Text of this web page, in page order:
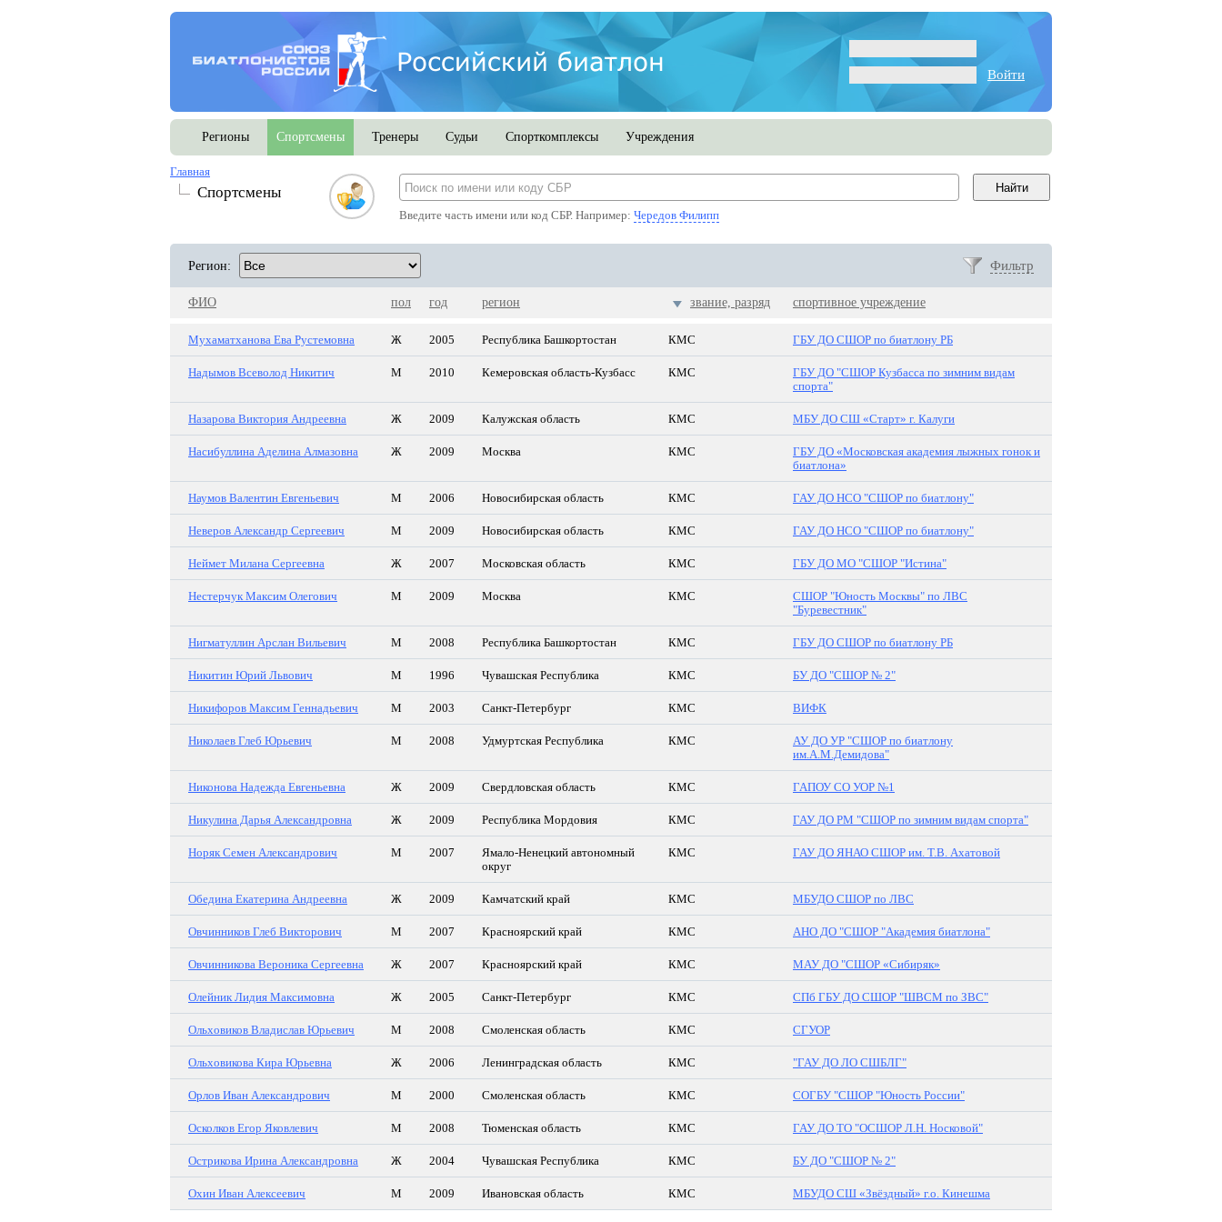
Войти
Регионы Спортсмены Тренеры Судьи Спорткомплексы Учреждения
Главная
Спортсмены
Введите часть имени или код СБР. Например: Чередов Филипп
Фильтр
Регион:
ФИО пол год регион звание, разряд спортивное учреждение
Мухаматханова Ева Рустемовна Ж 2005 Республика Башкортостан КМС ГБУ ДО СШОР по биатлону РБ
Надымов Всеволод Никитич М 2010 Кемеровская область-Кузбасс КМС
ГБУ ДО "СШОР Кузбасса по зимним видам
спорта"
Назарова Виктория Андреевна Ж 2009 Калужская область КМС МБУ ДО СШ «Старт» г. Калуги
Насибуллина Аделина Алмазовна Ж 2009 Москва КМС
ГБУ ДО «Московская академия лыжных гонок и
биатлона»
Наумов Валентин Евгеньевич М 2006 Новосибирская область КМС ГАУ ДО НСО "СШОР по биатлону"
Неверов Александр Сергеевич М 2009 Новосибирская область КМС ГАУ ДО НСО "СШОР по биатлону"
Неймет Милана Сергеевна Ж 2007 Московская область КМС ГБУ ДО МО "СШОР "Истина"
Нестерчук Максим Олегович М 2009 Москва КМС
СШОР "Юность Москвы" по ЛВС
"Буревестник"
Нигматуллин Арслан Вильевич М 2008 Республика Башкортостан КМС ГБУ ДО СШОР по биатлону РБ
Никитин Юрий Львович М 1996 Чувашская Республика КМС БУ ДО "СШОР № 2"
Никифоров Максим Геннадьевич М 2003 Санкт-Петербург КМС ВИФК
Николаев Глеб Юрьевич М 2008 Удмуртская Республика КМС
АУ ДО УР "СШОР по биатлону
им.А.М.Демидова"
Никонова Надежда Евгеньевна Ж 2009 Свердловская область КМС ГАПОУ СО УОР №1
Никулина Дарья Александровна Ж 2009 Республика Мордовия КМС ГАУ ДО РМ "СШОР по зимним видам спорта"
Норяк Семен Александрович М 2007
Ямало-Ненецкий автономный
округ
КМС ГАУ ДО ЯНАО СШОР им. Т.В. Ахатовой
Обедина Екатерина Андреевна Ж 2009 Камчатский край КМС МБУДО СШОР по ЛВС
Овчинников Глеб Викторович М 2007 Красноярский край КМС АНО ДО "СШОР "Академия биатлона"
Овчинникова Вероника Сергеевна Ж 2007 Красноярский край КМС МАУ ДО "СШОР «Сибиряк»
Олейник Лидия Максимовна Ж 2005 Санкт-Петербург КМС СПб ГБУ ДО СШОР "ШВСМ по ЗВС"
Ольховиков Владислав Юрьевич М 2008 Смоленская область КМС СГУОР
Ольховикова Кира Юрьевна Ж 2006 Ленинградская область КМС "ГАУ ДО ЛО СШБЛГ"
Орлов Иван Александрович М 2000 Смоленская область КМС СОГБУ "СШОР "Юность России"
Осколков Егор Яковлевич М 2008 Тюменская область КМС ГАУ ДО ТО "ОСШОР Л.Н. Носковой"
Острикова Ирина Александровна Ж 2004 Чувашская Республика КМС БУ ДО "СШОР № 2"
Охин Иван Алексеевич М 2009 Ивановская область КМС МБУДО СШ «Звёздный» г.о. Кинешма